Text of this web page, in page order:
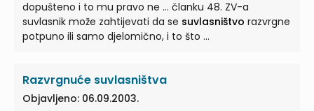
dopušteno i to mu pravo ne ... članku 48. ZV-a
suvlasnik može zahtijevati da se suvlasništvo razvrgne
potpuno ili samo djelomično, i to što ...
Razvrgnuće suvlasništva
Objavljeno: 06.09.2003.